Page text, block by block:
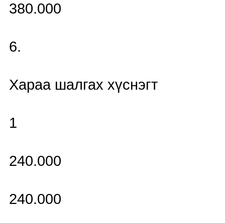
380.000
6.
Хараа шалгах хүснэгт
1
240.000
240.000